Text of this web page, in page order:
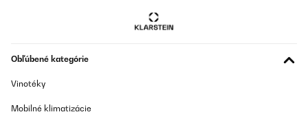
Obľúbené kategórie
Vinotéky
Mobilné klimatizácie